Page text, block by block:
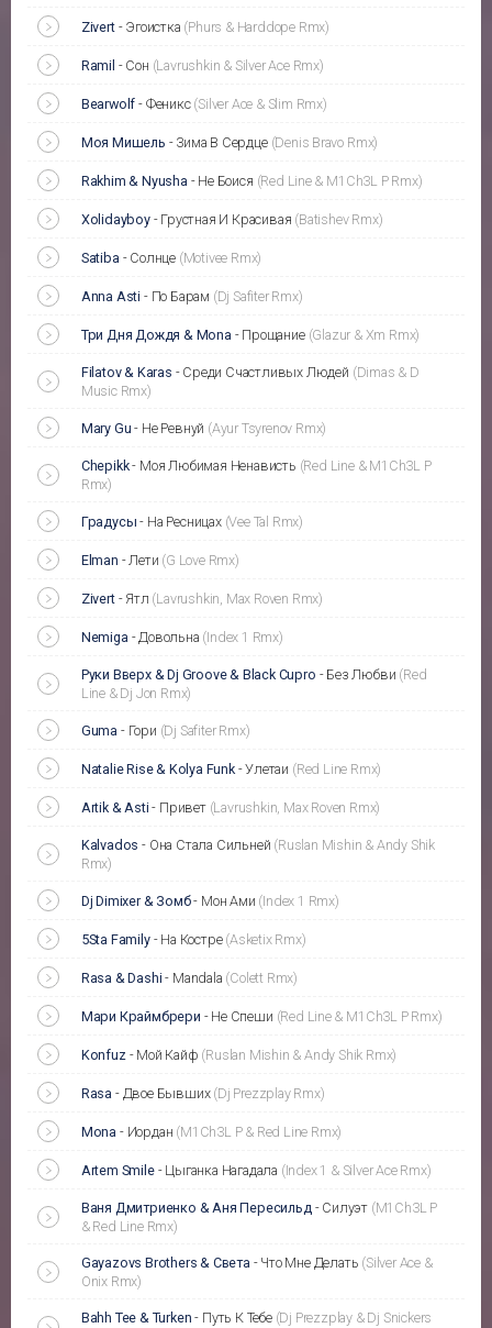
Zivert- Эгоистка (Phurs & Harddope Rmx)
Ramil - Сон (Lavrushkin & Silver Ace Rmx)
Bearwolf - Феникс (Silver Ace & Slim Rmx)
Моя Мишель - Зима В Сердце (Denis Bravo Rmx)
Rakhim & Nyusha - Не Боися (Red Line & M1Ch3L P Rmx)
Xolidayboy- Грустная И Красивая (Batishev Rmx)
Satiba - Солнце (Motivee Rmx)
Anna Asti - По Барам (Dj Safiter Rmx)
Три Дня Дождя & Mona - Прощание (Glazur & Xm Rmx)
Filatov & Karas - Среди Счастливых Людей (Dimas & D
Music Rmx)
Mary Gu - Не Ревнуй (Ayur Tsyrenov Rmx)
Chepikk- Моя Любимая Ненависть (Red Line & M1Ch3L P
Rmx)
Градусы - На Ресницах (Vee Tal Rmx)
Elman -Лети (G Love Rmx)
Zivert- Ятл (Lavrushkin, Max Roven Rmx)
Nemiga -Довольна (Index 1 Rmx)
Руки Вверх & Dj Groove & Black Cupro - Без Любви (Red
Line & Dj Jon Rmx)
Guma - Гори (Dj Safiter Rmx)
Natalie Rise & Kolya Funk-Улетаи (Red Line Rmx)
Artik & Asti - Привет (Lavrushkin, Max Roven Rmx)
Kalvados - Она Стала Сильней (Ruslan Mishin & Andy Shik
Rmx)
Dj Dimixer & Зомб- Мон Ами (Index 1 Rmx)
5Sta Family- На Костре (Asketix Rmx)
Rasa & Dashi - Mandala (Colett Rmx)
Мари Краймбрери - Не Спеши (Red Line & M1Ch3L P Rmx)
Konfuz- Мой Кайф (Ruslan Mishin & Andy Shik Rmx)
Rasa - Двое Бывших (Dj Prezzplay Rmx)
Mona - Иордан (M1Ch3L P & Red Line Rmx)
Artem Smile- Цыганка Нагадала (Index 1 & Silver Ace Rmx)
Ваня Дмитриенко & Аня Пересильд- Силуэт (M1Ch3L P
& Red Line Rmx)
Gayazovs Brothers & Света - Что Мне Делать (Silver Ace &
Onix Rmx)
Bahh Tee & Turken - Путь К Тебе (Dj Prezzplay & Dj Snickers